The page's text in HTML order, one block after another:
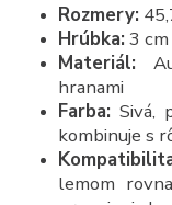
Rozmery:
Hrúbka: 3 cm
Materiál:
hranami
Farba: Sivá,
kombinuje s
lemom